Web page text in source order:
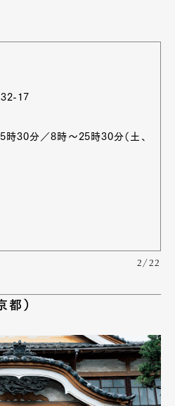
32-17
30分／8時～25時30分（土、
2/22
都）